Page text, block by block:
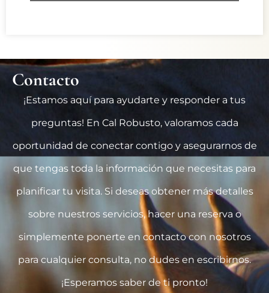
Contacto
¡Estamos aquí para ayudarte y responder a tus
preguntas! En Cal Robusto, valoramos cada
oportunidad de conectar contigo y asegurarnos de
que tengas toda la información que necesitas para
planificar tu visita. Si deseas obtener más detalles
sobre nuestros servicios, hacer una reserva o
simplemente ponerte en contacto con nosotros
para cualquier consulta, no dudes en escribirnos.
¡Esperamos saber de ti pronto!